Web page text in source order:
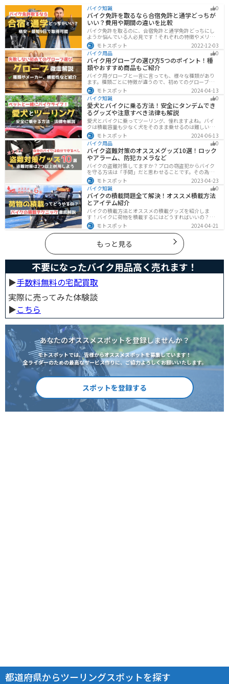
バイク知識 0
バイク免許を取るなら合宿免許と通学どっちが
いい？費用や期間の違いを比較
バイク免許を取るのに、合宿免許と通学免許どっちにし
ようか悩んでいる人必見です！それぞれの特徴やメリッ
トデメリットをまとめました。早く安く免許取得したい
なら合宿免許、他人と関わらず取りたいなら通学免許が
オススメです。自分に合った免許取得方法を選んでくだ
さいね。
モトスポット
2022-12-03
バイク用品
0
バイク用グローブの選び方5つのポイント！種
類やおすすめ商品もご紹介
バイク用グローブと一言に言っても、様々な種類があり
ます。種類ごとに特徴が違うので、初めてのグローブ選
びで失敗しないように、しっかりと理解して選ぶように
しましょう。この記事では、特徴やメリットデメリッ
ト、有名メーカーなど初心者が知っておくべきことをま
とめました。
モトスポット
2024-04-13
バイク知識
0
愛犬とバイクに乗る方法！安全にタンデムでき
るグッズや注意すべき法律も解説
愛犬とバイクに乗ってツーリング、憧れますよね。バイ
クは積載容量も少なく犬をそのまま乗せるのは難しいで
すが、専用アイテムを使えば実現できます。この記事で
は、安全に楽しむために必要な知識やグッズをまとめま
した。しっかりと準備して愛犬とバイクライフを満喫し
ましょう！
モトスポット
2024-06-13
バイク用品
0
バイク盗難対策のオススメグッズ10選！ロック
やアラーム、防犯カメラなど
バイクの盗難対策してますか？プロの窃盗犯からバイク
を守る方法は「手間」だと思わせることです。その為に
は「チェーンロック 」「ディスクロック」などしっかり
と対策をしておきましょう。この記事では、すぐできる
バイクの盗難対策オススメグッズを紹介します。
モトスポット
2023-04-23
バイク知識
0
バイクの積載問題全て解決！オススメ積載方法
とアイテム紹介
バイクの積載方法とオススメの積載グッズを紹介しま
す！バイクに荷物を積載するにはどうすればいいの？と
いう疑問はこれで解決！通勤や日帰りツーリング、キャ
ンプツーリングなど用途別にオススメの積載方法を解説
します！オススメの積載アイテムも紹介するので、バイ
クの積載に悩んでいる方は参考にしてください。
モトスポット 2024-04-21
もっと見る
不要になったバイク用品高く売れます！
▶︎手数料無料の宅配買取
実際に売ってみた体験談
▶︎こちら
あなたのオススメスポットを登録しませんか？
モトスポットでは、皆様からオススメスポットを募集しています！
全ライダーのための最高なサービス作りに、ご協力よろしくお願いいたします。
スポットを登録する
都道府県からツーリングスポットを探す